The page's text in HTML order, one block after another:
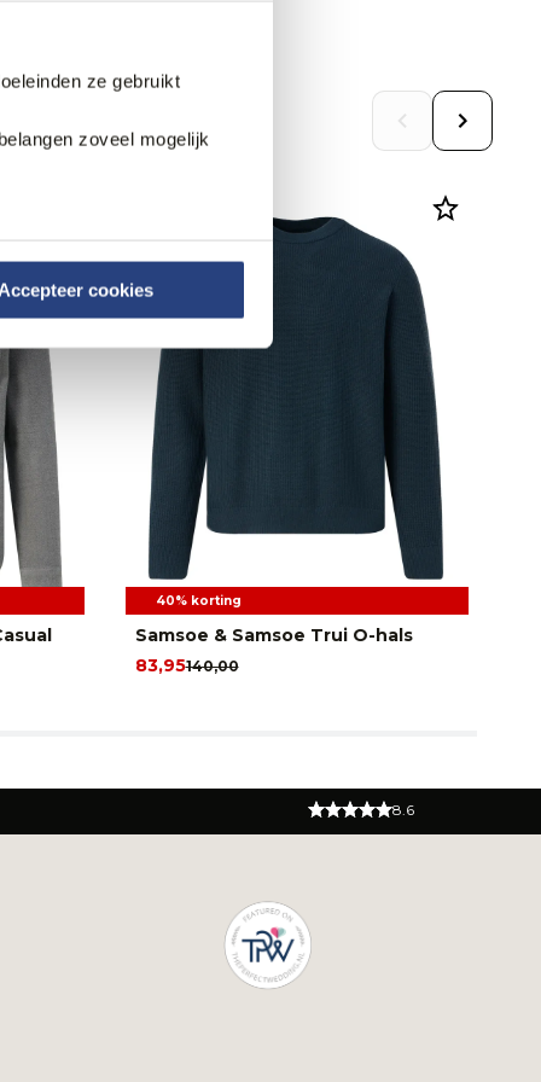
ze gebruikt
zoveel mogelijk
cookies
40% korting
Samsoe & Samsoe Trui O-hals
140,00
83,95
8.6